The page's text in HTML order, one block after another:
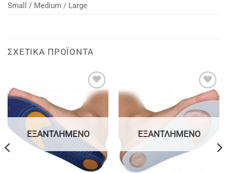
Small / Medium / Large
ΣΧΕΤΙΚΆ ΠΡΟΪΌΝΤΑ
Add to
wishlist
ΕΞΑΝΤΛΗΜΈΝΟ
Add to
wishlist
ΕΞΑΝΤΛΗΜΈΝΟ